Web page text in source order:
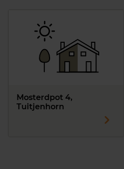
Mosterdpot 4,
Tuitjenhorn